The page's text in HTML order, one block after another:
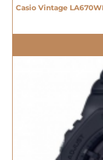
Casio Vintage